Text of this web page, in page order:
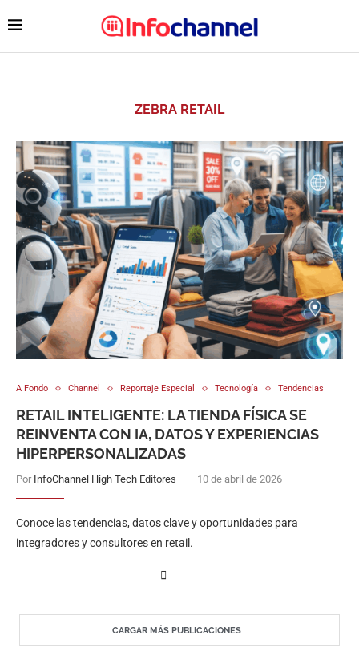
ZEBRA RETAIL
A Fondo Channel Reportaje Especial Tecnología Tendencias
RETAIL INTELIGENTE: LA TIENDA FÍSICA SE
REINVENTA CON IA, DATOS Y EXPERIENCIAS
HIPERPERSONALIZADAS
Por InfoChannel High Tech Editores 10 de abril de 2026
Conoce las tendencias, datos clave y oportunidades para
integradores y consultores en retail.
CARGAR MÁS PUBLICACIONES